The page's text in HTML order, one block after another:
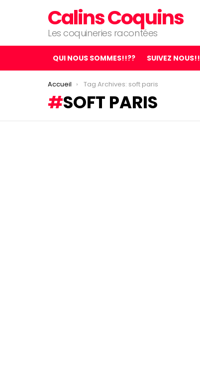
Calins Coquins
Les coquineries racontées
QUI NOUS SOMMES!!?? SUIVEZ NOUS!!
You are here:
Accueil Tag Archives: soft paris
SOFT PARIS